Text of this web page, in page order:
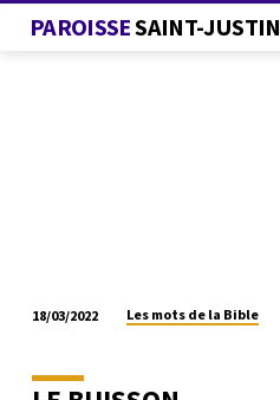
PAROISSESAINT-JUSTIN
MOTS
18/03/2022 Les mots de la Bible